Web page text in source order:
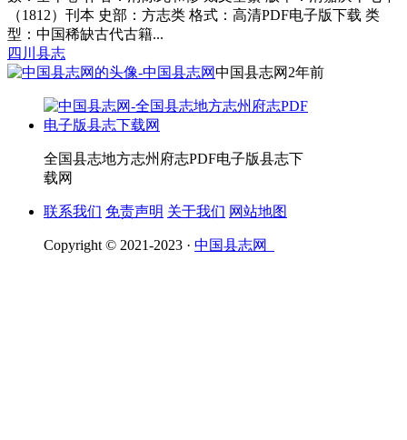
（1812）刊本 史部：方志类 格式：高清PDF电子版下载 类
型：中国稀缺古代古籍...
四川县志
中国县志网 2年前
全国县志地方志州府志PDF电子版县志下
载网
联系我们 免责声明 关于我们 网站地图
Copyright © 2021-2023 · 中国县志网